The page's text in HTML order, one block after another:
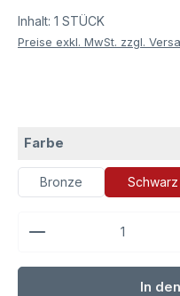
Inhalt: 1 STÜCK
Preise exkl. MwSt. zzgl.
Farbe
Bronze Schwarz
Produkt Anzahl:
In